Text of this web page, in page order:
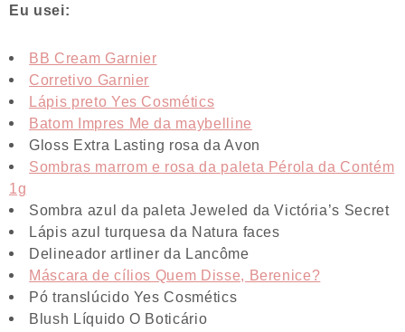
Eu usei:
BB Cream Garnier
Corretivo Garnier
Lápis preto Yes Cosmétics
Batom Impres Me da maybelline
Gloss Extra Lasting rosa da Avon
Sombras marrom e rosa da paleta Pérola da Contém
1g
Sombra azul da paleta Jeweled da Victória’s Secret
Lápis azul turquesa da Natura faces
Delineador artliner da Lancôme
Máscara de cílios Quem Disse, Berenice?
Pó translúcido Yes Cosmétics
Blush Líquido O Boticário